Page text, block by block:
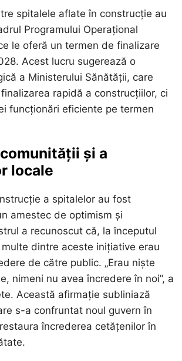
spitalele aflate în construcție au
Programului Operațional
le oferă un termen de finalizare
Acest lucru sugerează o
a Ministerului Sănătății, care
rapidă a construcțiilor, ci
funcționări eficiente pe termen
și a
locale
a spitalelor au fost
amestec de optimism și
a recunoscut că, la începutul
dintre aceste inițiative erau
de către public. „Erau niște
nimeni nu avea încredere în noi”, a
Această afirmație subliniază
s-a confruntat noul guvern în
încrederea cetățenilor în